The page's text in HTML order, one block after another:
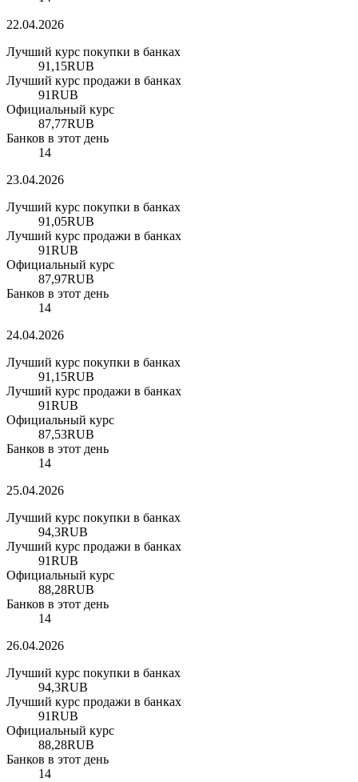
22.04.2026
Лучший курс покупки в банках
91,15RUB
Лучший курс продажи в банках
91RUB
Официальный курс
87,77RUB
Банков в этот день
14
23.04.2026
Лучший курс покупки в банках
91,05RUB
Лучший курс продажи в банках
91RUB
Официальный курс
87,97RUB
Банков в этот день
14
24.04.2026
Лучший курс покупки в банках
91,15RUB
Лучший курс продажи в банках
91RUB
Официальный курс
87,53RUB
Банков в этот день
14
25.04.2026
Лучший курс покупки в банках
94,3RUB
Лучший курс продажи в банках
91RUB
Официальный курс
88,28RUB
Банков в этот день
14
26.04.2026
Лучший курс покупки в банках
94,3RUB
Лучший курс продажи в банках
91RUB
Официальный курс
88,28RUB
Банков в этот день
14